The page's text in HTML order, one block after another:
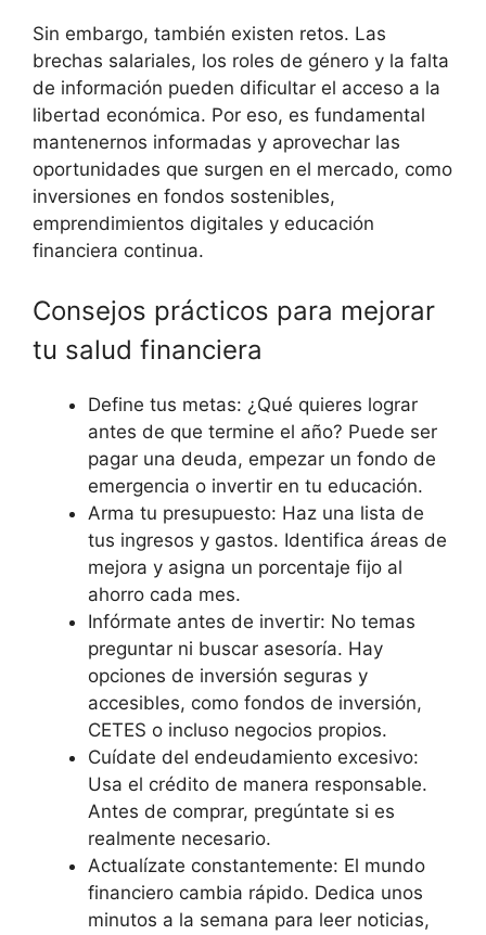
Sin embargo, también existen retos. Las
brechas salariales, los roles de género y la falta
de información pueden dificultar el acceso a la
libertad económica. Por eso, es fundamental
mantenernos informadas y aprovechar las
oportunidades que surgen en el mercado, como
inversiones en fondos sostenibles,
emprendimientos digitales y educación
financiera continua.
Consejos prácticos para mejorar
tu salud financiera
Define tus metas: ¿Qué quieres lograr
antes de que termine el año? Puede ser
pagar una deuda, empezar un fondo de
emergencia o invertir en tu educación.
Arma tu presupuesto: Haz una lista de
tus ingresos y gastos. Identifica áreas de
mejora y asigna un porcentaje fijo al
ahorro cada mes.
Infórmate antes de invertir: No temas
preguntar ni buscar asesoría. Hay
opciones de inversión seguras y
accesibles, como fondos de inversión,
CETES o incluso negocios propios.
Cuídate del endeudamiento excesivo:
Usa el crédito de manera responsable.
Antes de comprar, pregúntate si es
realmente necesario.
Actualízate constantemente: El mundo
financiero cambia rápido. Dedica unos
minutos a la semana para leer noticias,